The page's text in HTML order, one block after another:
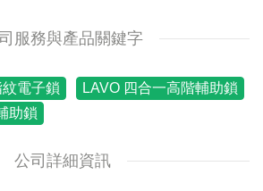
服務與產品關鍵字
紋電子鎖
LAVO 四合一高階輔助鎖
助鎖
公司詳細資訊